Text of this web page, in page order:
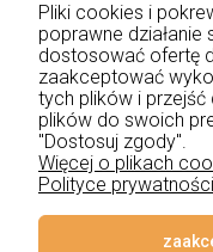
Pliki cookies i
poprawne
dostosować ofertę
zaakceptować
tych plików i
plików do swoich
"Dostosuj zgody".
Więcej o plikach
Polityce